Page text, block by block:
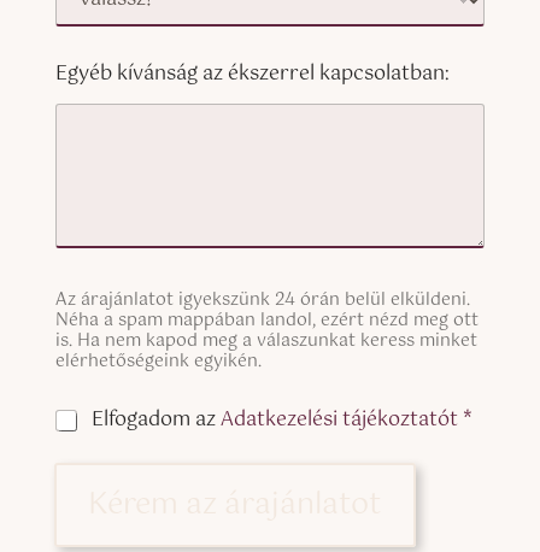
Egyéb kívánság az ékszerrel kapcsolatban:
S
i
n
g
e
L
Az árajánlatot igyekszünk 24 órán belül elküldeni.
Néha a spam mappában landol, ezért nézd meg ott
is. Ha nem kapod meg a válaszunkat keress minket
elérhetőségeink egyikén.
C
h
Elfogadom azAdatkezelési tájékoztatót *